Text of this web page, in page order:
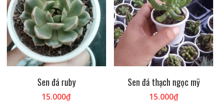
Sen đá ruby
15.000₫
Sen đá thạch ngọc mỹ
15.000₫